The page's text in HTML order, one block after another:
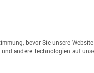
bevor Sie unsere
andere Technologien auf